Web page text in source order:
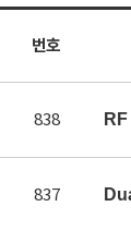
번호
838
837